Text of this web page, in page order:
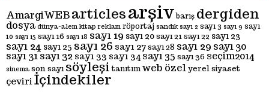
AmargiWEBarticlesarşiv barış dergiden
dosya dünya-alem kitap reklam röportaj sandık sayı 2 sayı 3 sayı 9 sayı
10 sayı 15 sayı 16 sayı 18 sayı 19 sayı 20sayı 21 sayı 22 sayı 23
sayı 24 sayı 25 sayı 26 sayı 27sayı 28 sayı 29 sayı 30
sayı 31sayı 32 sayı 33 sayı 34sayı 35 sayı 36 seçim2014
sinema son sayı söyleşi tanıtım web özelyerel siyaset
çeviriİçindekiler